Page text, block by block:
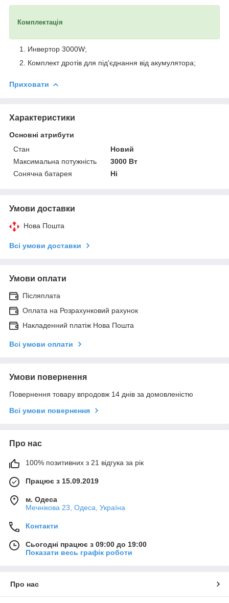
Комплектація
Инвертор 3000W;
Комплект дротів для під'єднання від акумулятора;
Приховати
Характеристики
Основні атрибути
Стан
Новий
Максимальна потужність
3000 Вт
Сонячна батарея
Ні
Умови доставки
Нова Пошта
Всі умови доставки
Умови оплати
Післяплата
Оплата на Розрахунковий рахунок
Накладенний платіж Нова Пошта
Всі умови оплати
Умови повернення
Повернення товару впродовж 14 днів за домовленістю
Всі умови повернення
Про нас
100% позитивних з 21 відгука за рік
Працює з 15.09.2019
м. Одеса
Мечнікова 23, Одеса, Україна
Контакти
Сьогодні працює з 09:00 до 19:00
Показати весь графік роботи
Про нас